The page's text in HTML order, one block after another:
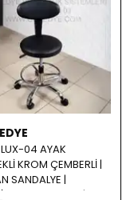
04 AYAK
KROM ÇEMBERLİ |
SANDALYE |
SANDALYE |